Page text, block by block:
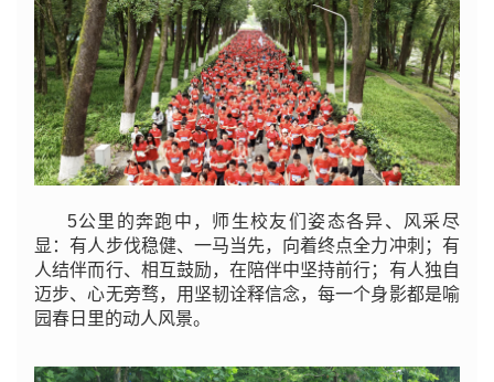
5公里的奔跑中，师生校友们姿态各异、风采尽
显：有人步伐稳健、一马当先，向着终点全力冲刺；有
人结伴而行、相互鼓励，在陪伴中坚持前行；有人独自
迈步、心无旁骛，用坚韧诠释信念，每一个身影都是喻
园春日里的动人风景。